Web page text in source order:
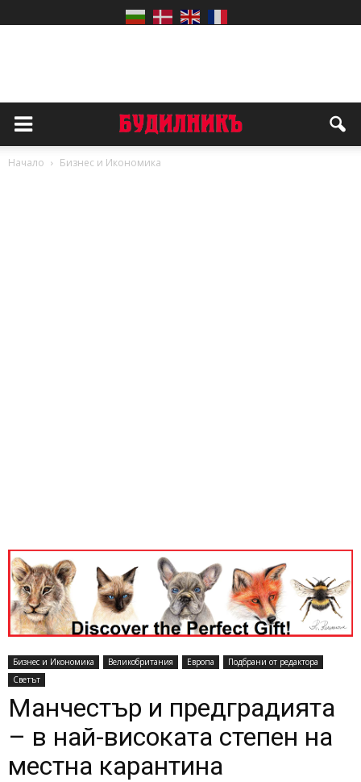
Начало Бизнес и Икономика
Бизнес и Икономика Великобритания Европа
Подбрани от редактора
Светът
Манчестър и предградията
– в най-високата степен на
местна карантина